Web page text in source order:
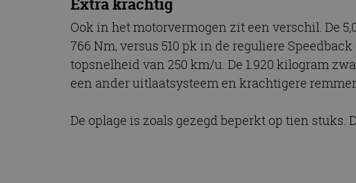
Extra krachtig
Ook in het motorvermogen zit een verschil. De
766 Nm, versus 510 pk in de reguliere
topsnelheid van 250 km/u. De 1.920 kilogram
een ander uitlaatsysteem en krachtigere
De oplage is zoals gezegd beperkt op tien